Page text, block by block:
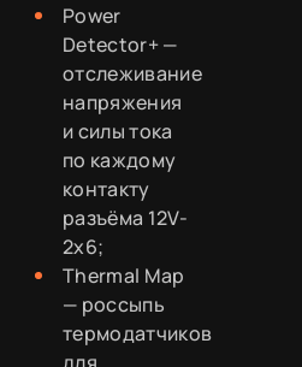
Power
Detector+ —
отслеживание
напряжения
и силы тока
по каждому
контакту
разъёма 12V-
2x6;
Thermal Map
— россыпь
термодатчиков
для